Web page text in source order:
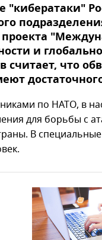
проекта
и
что
по НАТО, в
для борьбы с
В